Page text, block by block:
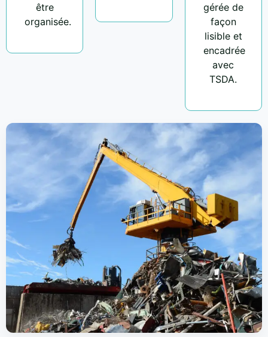
être
organisée.
gérée de
façon
lisible et
encadrée
avec
TSDA.